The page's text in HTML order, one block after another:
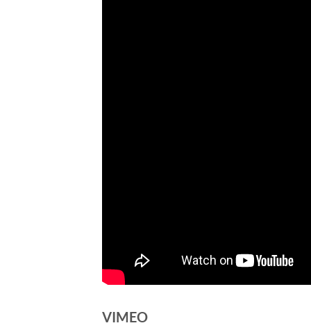
VIMEO